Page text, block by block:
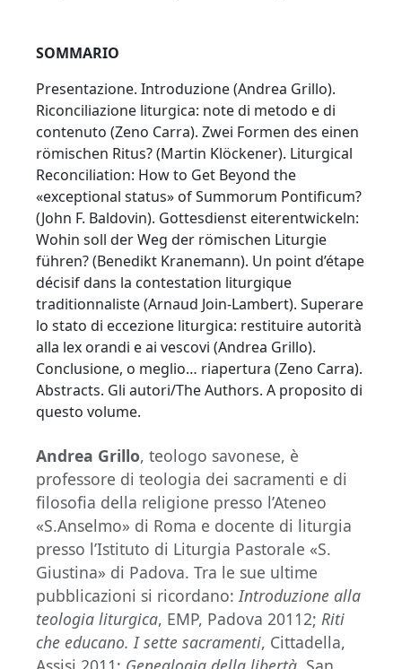
SOMMARIO
Presentazione. Introduzione (Andrea Grillo).
Riconciliazione liturgica: note di metodo e di
contenuto (Zeno Carra). Zwei Formen des einen
römischen Ritus? (Martin Klöckener). Liturgical
Reconciliation: How to Get Beyond the
«exceptional status» of Summorum Pontificum?
(John F. Baldovin). Gottesdienst eiterentwickeln:
Wohin soll der Weg der römischen Liturgie
führen? (Benedikt Kranemann). Un point d’étape
décisif dans la contestation liturgique
traditionnaliste (Arnaud Join-Lambert). Superare
lo stato di eccezione liturgica: restituire autorità
alla lex orandi e ai vescovi (Andrea Grillo).
Conclusione, o meglio… riapertura (Zeno Carra).
Abstracts. Gli autori/The Authors. A proposito di
questo volume.
Andrea Grillo, teologo savonese, è
professore di teologia dei sacramenti e di
filosofia della religione presso l’Ateneo
«S.Anselmo» di Roma e docente di liturgia
presso l’Istituto di Liturgia Pastorale «S.
Giustina» di Padova. Tra le sue ultime
pubblicazioni si ricordano:Introduzione alla
teologia liturgica, EMP, Padova 20112; Riti
che educano. I sette sacramenti, Cittadella,